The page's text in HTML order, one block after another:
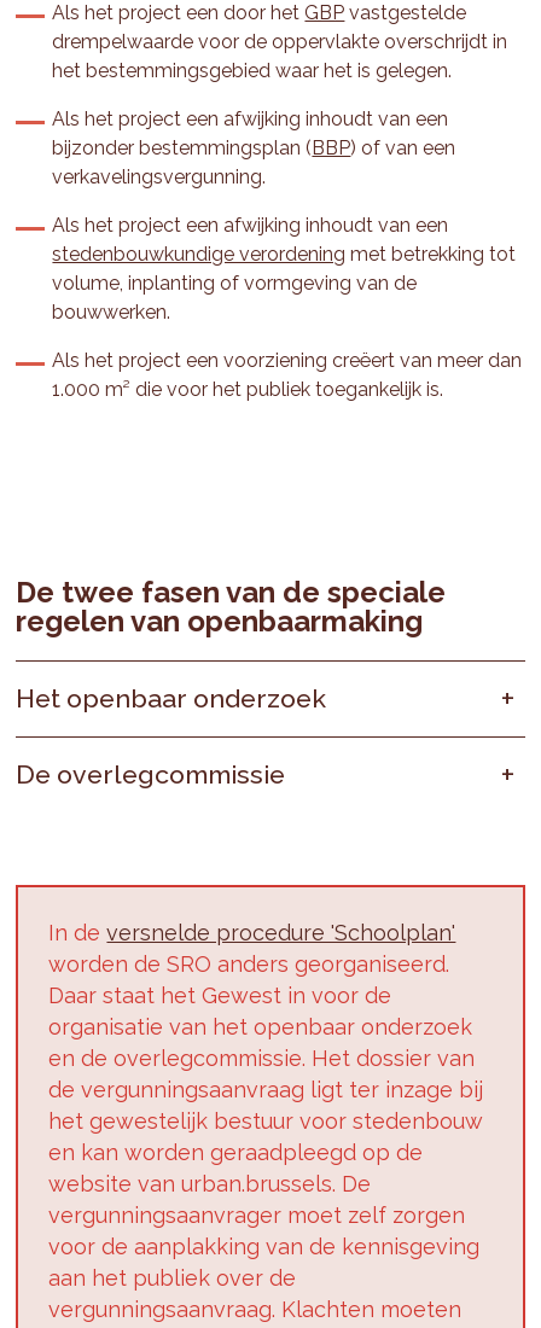
Als het project een door het GBP vastgestelde
drempelwaarde voor de oppervlakte overschrijdt in
het bestemmingsgebied waar het is gelegen.
Als het project een afwijking inhoudt van een
bijzonder bestemmingsplan ( BBP) of van een
verkavelingsvergunning.
Als het project een afwijking inhoudt van een
stedenbouwkundige verordening met betrekking tot
volume, inplanting of vormgeving van de
bouwwerken.
Als het project een voorziening creëert van meer dan
1.000 m² die voor het publiek toegankelijk is.
De twee fasen van de speciale
regelen van openbaarmaking
Het openbaar onderzoek
De overlegcommissie
In deversnelde procedure 'Schoolplan'
worden de SRO anders georganiseerd.
Daar staat het Gewest in voor de
organisatie van het openbaar onderzoek
en de overlegcommissie. Het dossier van
de vergunningsaanvraag ligt ter inzage bij
het gewestelijk bestuur voor stedenbouw
en kan worden geraadpleegd op de
website van urban.brussels. De
vergunningsaanvrager moet zelf zorgen
voor de aanplakking van de kennisgeving
aan het publiek over de
vergunningsaanvraag. Klachten moeten